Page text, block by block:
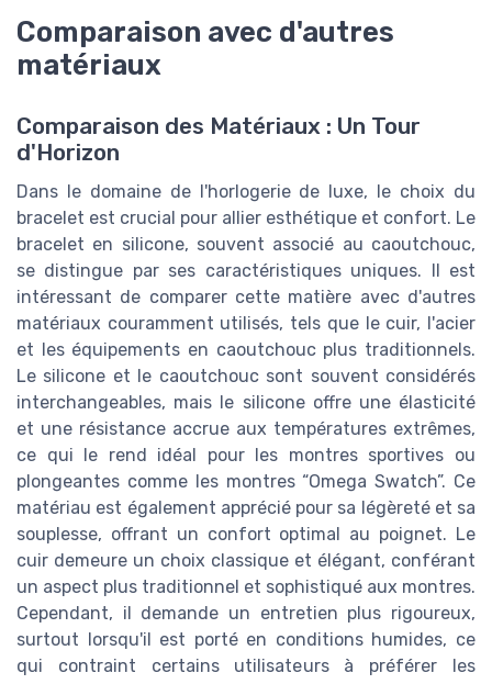
Comparaison avec d'autres
matériaux
Comparaison des Matériaux : Un Tour
d'Horizon
Dans le domaine de l'horlogerie de luxe, le choix du
bracelet est crucial pour allier esthétique et confort. Le
bracelet en silicone, souvent associé au caoutchouc,
se distingue par ses caractéristiques uniques. Il est
intéressant de comparer cette matière avec d'autres
matériaux couramment utilisés, tels que le cuir, l'acier
et les équipements en caoutchouc plus traditionnels.
Le silicone et le caoutchouc sont souvent considérés
interchangeables, mais le silicone offre une élasticité
et une résistance accrue aux températures extrêmes,
ce qui le rend idéal pour les montres sportives ou
plongeantes comme les montres “Omega Swatch”. Ce
matériau est également apprécié pour sa légèreté et sa
souplesse, offrant un confort optimal au poignet. Le
cuir demeure un choix classique et élégant, conférant
un aspect plus traditionnel et sophistiqué aux montres.
Cependant, il demande un entretien plus rigoureux,
surtout lorsqu'il est porté en conditions humides, ce
qui contraint certains utilisateurs à préférer les